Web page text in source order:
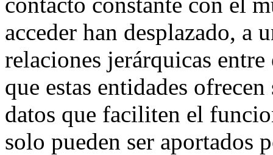
acceder han desplazado, a
relaciones jerárquicas
que estas entidades
datos que faciliten el
solo pueden ser aportados